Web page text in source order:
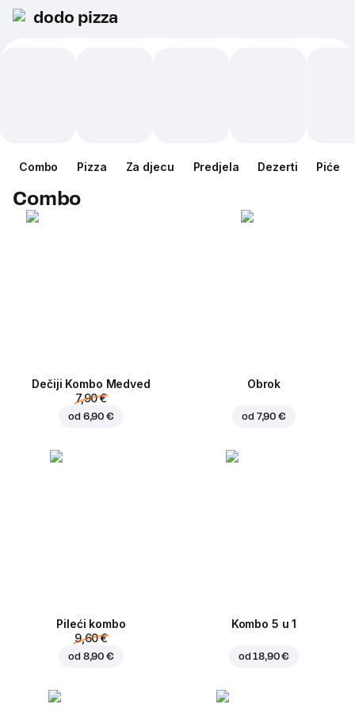
dodo pizza
Combo Pizza Za djecu Predjela Dezerti Piće
Combo
Dečiji Kombo Medved
7,90 €
od 6,90 €
Obrok
od 7,90 €
Pileći kombo
9,60 €
od 8,90 €
Kombo 5 u 1
od18,90 €